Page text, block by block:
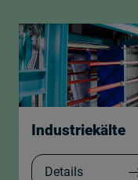
Industriekälte
Details